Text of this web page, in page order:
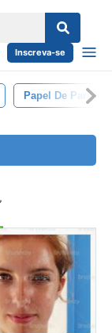
Inscreva-se
Papel De Parede